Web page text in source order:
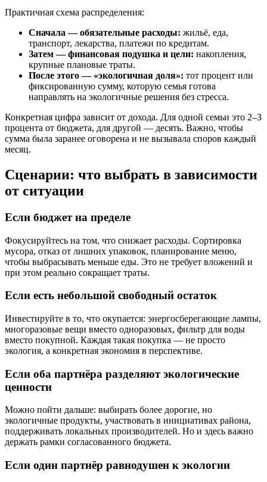
Практичная схема распределения:
Сначала — обязательные расходы: жильё, еда,
транспорт, лекарства, платежи по кредитам.
Затем — финансовая подушка и цели: накопления,
крупные плановые траты.
После этого — «экологичная доля»: тот процент или
фиксированную сумму, которую семья готова
направлять на экологичные решения без стресса.
Конкретная цифра зависит от дохода. Для одной семьи это 2–3
процента от бюджета, для другой — десять. Важно, чтобы
сумма была заранее оговорена и не вызывала споров каждый
месяц.
Сценарии: что выбрать в зависимости
от ситуации
Если бюджет на пределе
Фокусируйтесь на том, что снижает расходы. Сортировка
мусора, отказ от лишних упаковок, планирование меню,
чтобы выбрасывать меньше еды. Это не требует вложений и
при этом реально сокращает траты.
Если есть небольшой свободный остаток
Инвестируйте в то, что окупается: энергосберегающие лампы,
многоразовые вещи вместо одноразовых, фильтр для воды
вместо покупной. Каждая такая покупка — не просто
экология, а конкретная экономия в перспективе.
Если оба партнёра разделяют экологические
ценности
Можно пойти дальше: выбирать более дорогие, но
экологичные продукты, участвовать в инициативах района,
поддерживать локальных производителей. Но и здесь важно
держать рамки согласованного бюджета.
Если один партнёр равнодушен к экологии